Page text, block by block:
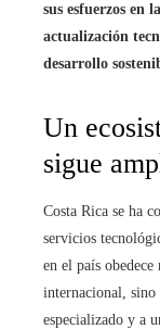
sus esfuerzos en
actualización
desarrollo
Un
sigue
Costa Rica se ha
servicios
en el país
internacional, sino
especializado y a